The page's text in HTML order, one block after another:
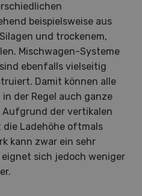
beispielsweise aus
und trockenem,
Mischwagen-Systeme
ebenfalls vielseitig
Damit können alle
der Regel auch ganze
Aufgrund der vertikalen
die Ladehöhe oftmals
kann zwar ein sehr
sich jedoch weniger